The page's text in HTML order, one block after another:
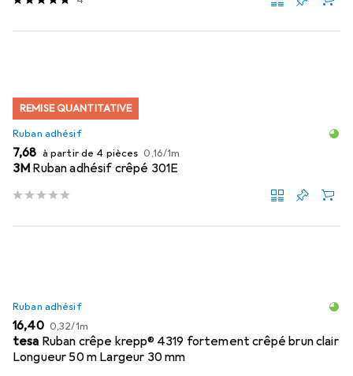
REMISE QUANTITATIVE
Ruban adhésif
EUR
7,68 à partir de 4 pièces EUR
0,16/1m
3M Ruban adhésif crêpé 301E
Ruban adhésif
EUR
16,40 EUR
0,32/1m
tesa Ruban crêpe krepp® 4319 fortement crêpé brun clair
Longueur 50 m Largeur 30 mm